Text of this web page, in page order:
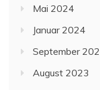
Mai 2024
Januar 2024
September
August 2023